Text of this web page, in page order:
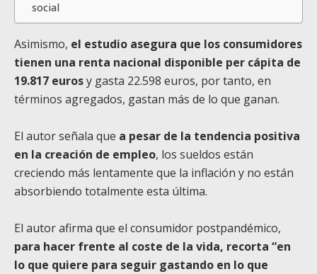
social
Asimismo, el estudio asegura que los consumidores
tienen una renta nacional disponible per cápita de
19.817 eurosy gasta 22.598 euros, por tanto, en
términos agregados, gastan más de lo que ganan.
El autor señala que a pesar de la tendencia positiva
en la creación de empleo, los sueldos están
creciendo más lentamente que la inflación y no están
absorbiendo totalmente esta última.
El autor afirma que el consumidor postpandémico,
para hacer frente al coste de la vida, recorta “en
lo que quiere para seguir gastando en lo que